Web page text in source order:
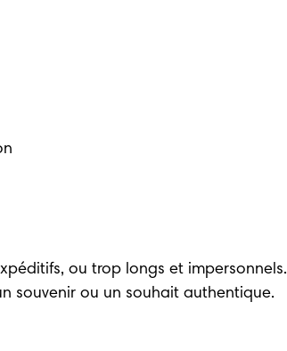
ou trop longs et
souvenir ou un souhait authentique.